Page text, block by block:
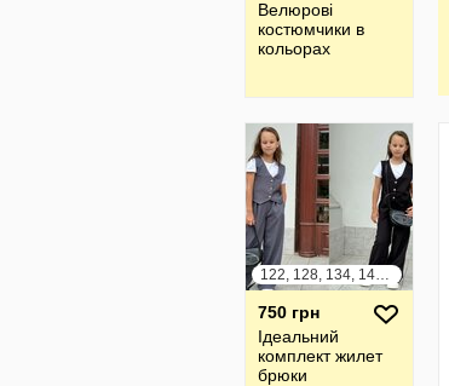
Велюрові
костюмчики в
кольорах
122, 128, 134, 140, 146, 152
750 грн
Ідеальний
комплект жилет
брюки